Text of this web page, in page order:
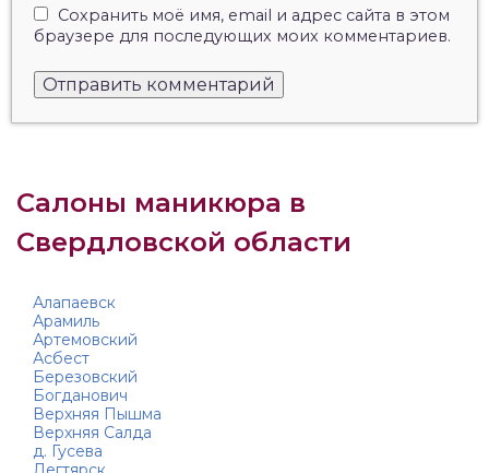
Сохранить моё имя, email и адрес сайта в этом
браузере для последующих моих комментариев.
Салоны маникюра в
Свердловской области
Алапаевск
Арамиль
Артемовский
Асбест
Березовский
Богданович
Верхняя Пышма
Верхняя Салда
д. Гусева